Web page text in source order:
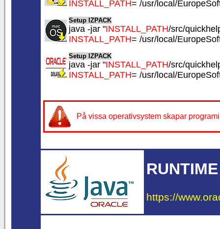
INSTALL_PATH= /usr/local/
Setup IZPACK
java -jar "INSTALL_PATH/src/
INSTALL_PATH= /usr/local/
Setup IZPACK
java -jar "INSTALL_PATH/src/
INSTALL_PATH= /usr/local/
På vissa operativsystem skapar
https://